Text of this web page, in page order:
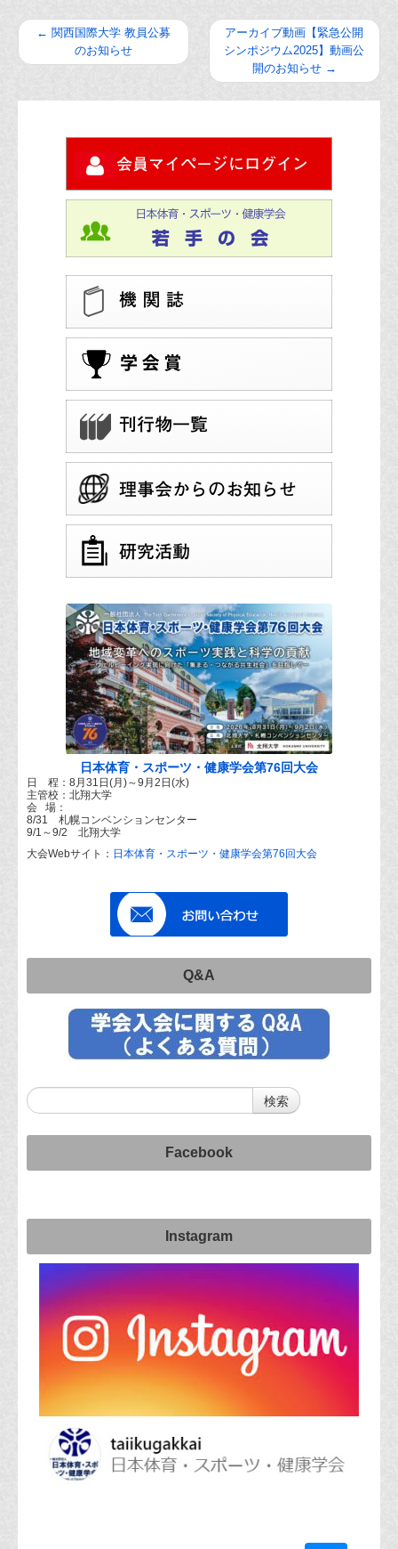
← 関西国際大学 教員公募
のお知らせ
アーカイブ動画【緊急公開
シンポジウム2025】動画公
開のお知らせ →
日本体育・スポーツ・健康学会第76回大会
日 程：8月31日(月)～9月2日(水)
主管校：北翔大学
会 場：
8/31 札幌コンベンションセンター
9/1～9/2 北翔大学
大会Webサイト： 日本体育・スポーツ・健康学会第76回大会
Q&A
Facebook
Instagram